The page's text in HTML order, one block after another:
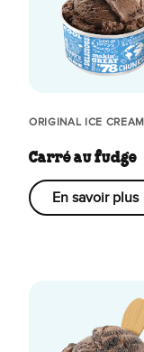
ORIGINAL ICE CREAM
Carré au fudge
En savoir plus